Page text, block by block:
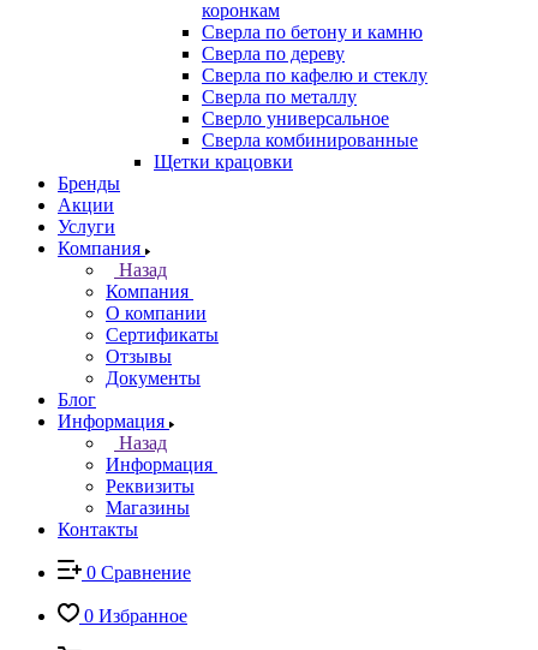
коронкам
Сверла по бетону и камню
Сверла по дереву
Сверла по кафелю и стеклу
Сверла по металлу
Сверло универсальное
Сверла комбинированные
Щетки крацовки
Бренды
Акции
Услуги
Компания
Назад
Компания
О компании
Сертификаты
Отзывы
Документы
Блог
Информация
Назад
Информация
Реквизиты
Магазины
Контакты
0 Сравнение
0 Избранное